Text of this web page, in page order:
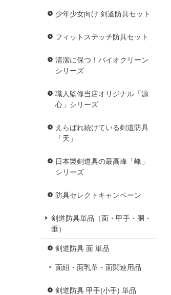
少年少女向け 剣道防具セット
フィットステッチ防具セット
清潔に保つ！バイオクリーン
シリーズ
職人監修当店オリジナル「源
心」シリーズ
えらばれ続けている剣道防具
「天」
日本製剣道具の最高峰「峰」
シリーズ
防具セレクトキャンペーン
剣道防具単品（面・甲手・胴・
垂）
剣道防具 面 単品
面紐・面乳革・面関連用品
剣道防具 甲手(小手) 単品